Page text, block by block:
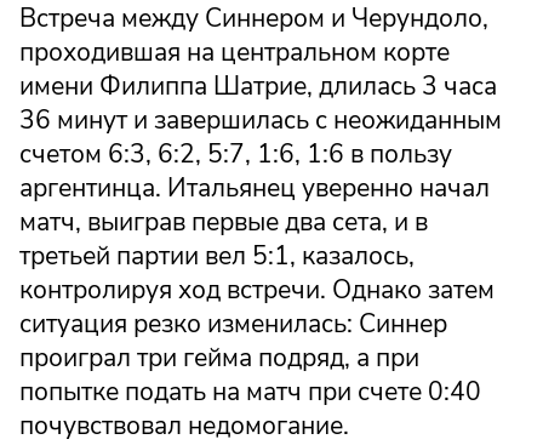
Встреча между Синнером и Черундоло,
проходившая на центральном корте
имени Филиппа Шатрие, длилась 3 часа
36 минут и завершилась с неожиданным
счетом 6:3, 6:2, 5:7, 1:6, 1:6 в пользу
аргентинца. Итальянец уверенно начал
матч, выиграв первые два сета, и в
третьей партии вел 5:1, казалось,
контролируя ход встречи. Однако затем
ситуация резко изменилась: Синнер
проиграл три гейма подряд, а при
попытке подать на матч при счете 0:40
почувствовал недомогание.